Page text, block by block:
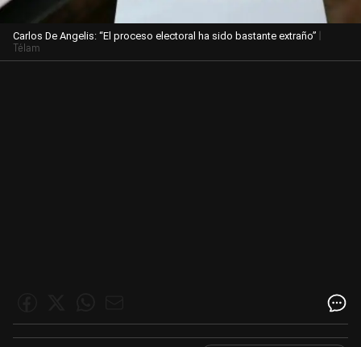
Carlos De Angelis: “El proceso electoral ha sido bastante extraño” |
Télam